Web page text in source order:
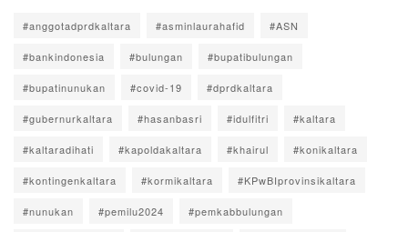
#anggotadprdkaltara #asminlaurahafid #ASN
#bankindonesia #bulungan #bupatibulungan
#bupatinunukan #covid-19 #dprdkaltara
#gubernurkaltara #hasanbasri #idulfitri #kaltara
#kaltaradihati #kapoldakaltara #khairul #konikaltara
#kontingenkaltara #kormikaltara #KPwBIprovinsikaltara
#nunukan #pemilu2024 #pemkabbulungan